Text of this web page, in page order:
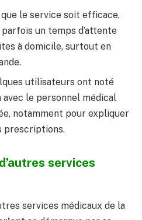
que le service soit efficace,
un temps d’attente
à domicile, surtout en
utilisateurs ont noté
le personnel médical
notamment pour expliquer
prescriptions.
services
services médicaux de la